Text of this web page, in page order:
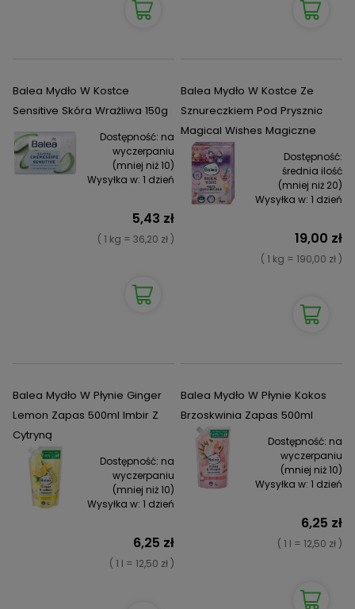
Balea Mydło W Kostce
Sensitive Skóra Wrażliwa 150g
Dostępność: na
wyczerpaniu
(mniej niż 10)
Wysyłka w: 1 dzień
5,43 zł
( 1 kg = 36,20 zł )
Balea Mydło W Kostce Ze
Sznureczkiem Pod Prysznic
Magical Wishes Magiczne
Dostępność:
średnia ilość
(mniej niż 20)
Wysyłka w: 1 dzień
19,00 zł
( 1 kg = 190,00 zł )
Balea Mydło W Płynie Ginger
Lemon Zapas 500ml Imbir Z
Cytryną
Dostępność: na
wyczerpaniu
(mniej niż 10)
Wysyłka w: 1 dzień
6,25 zł
( 1 l = 12,50 zł )
Balea Mydło W Płynie Kokos
Brzoskwinia Zapas 500ml
Dostępność: na
wyczerpaniu
(mniej niż 10)
Wysyłka w: 1 dzień
6,25 zł
( 1 l = 12,50 zł )